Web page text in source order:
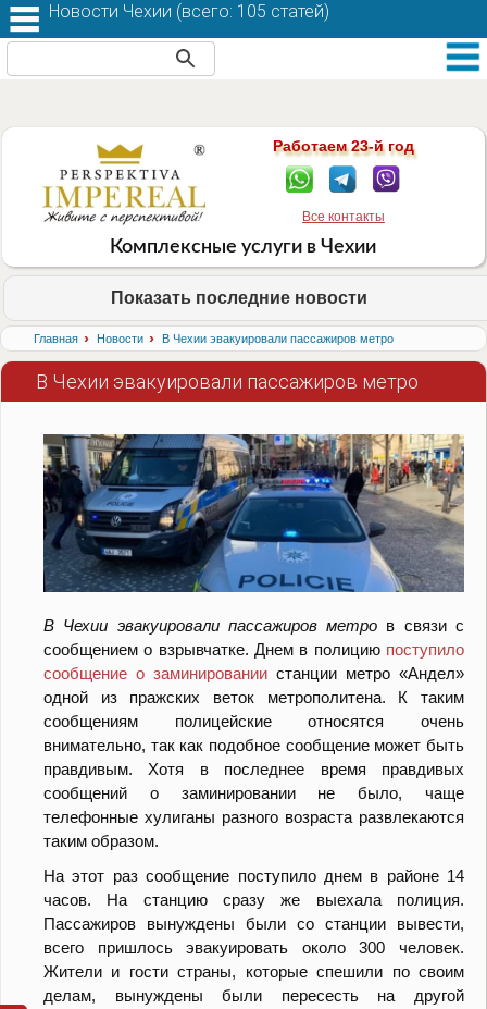
Работаем 23-й год
Все контакты
Комплексные услуги в Чехии
Показать последние новости
Главная › Новости › В Чехии эвакуировали пассажиров метро
В Чехии эвакуировали пассажиров метро
В Чехии эвакуировали пассажиров метро в связи с
сообщением о взрывчатке. Днем в полицию поступило
сообщение о заминировании станции метро «Андел»
одной из пражских веток метрополитена. К таким
сообщениям полицейские относятся очень
внимательно, так как подобное сообщение может быть
правдивым. Хотя в последнее время правдивых
сообщений о заминировании не было, чаще
телефонные хулиганы разного возраста развлекаются
таким образом.
На этот раз сообщение поступило днем в районе 14
часов. На станцию сразу же выехала полиция.
Пассажиров вынуждены были со станции вывести,
всего пришлось эвакуировать около 300 человек.
Жители и гости страны, которые спешили по своим
делам, вынуждены были пересесть на другой
Новости Чехии (всего: 105 статей)